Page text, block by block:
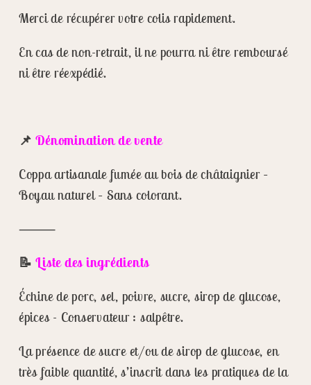
Merci de récupérer votre colis rapidement.
En cas de non-retrait, il ne pourra ni être remboursé
ni être réexpédié.
📌Dénomination de vente
Coppa artisanale fumée au bois de châtaignier –
Boyau naturel – Sans colorant.
⸻
📝Liste des ingrédients
Échine de porc, sel, poivre, sucre, sirop de glucose,
épices - Conservateur : salpêtre.
La présence de sucre et/ou de sirop de glucose, en
très faible quantité, s’inscrit dans les pratiques de la